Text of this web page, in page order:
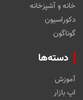
خانه و آشپزخانه
دکوراسیون
گوناگون
دسته‌ها
آموزش
اپ بازار